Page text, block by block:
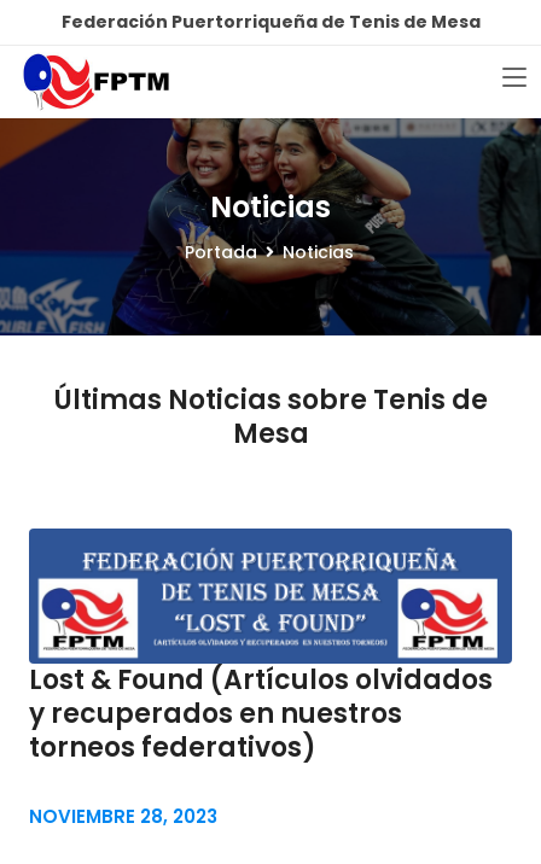
Federación Puertorriqueña de Tenis de Mesa
Noticias
Portada Noticias
Últimas Noticias sobre Tenis de
Mesa
Lost & Found (Artículos olvidados
y recuperados en nuestros
torneos federativos)
NOVIEMBRE 28, 2023